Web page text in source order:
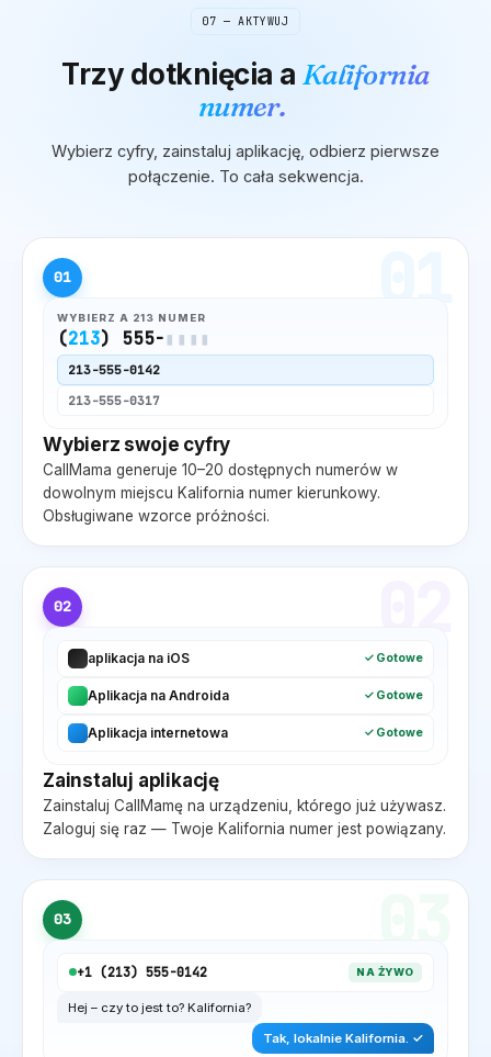
07 — AKTYWUJ
Trzy dotknięcia a Kalifornia
numer.
Wybierz cyfry, zainstaluj aplikację, odbierz pierwsze
połączenie. To cała sekwencja.
01
WYBIERZ A 213 NUMER
(213) 555-▮▮▮▮
213-555-0142
213-555-0317
Wybierz swoje cyfry
CallMama generuje 10–20 dostępnych numerów w
dowolnym miejscu Kalifornia numer kierunkowy.
Obsługiwane wzorce próżności.
02
aplikacja na iOS ✓ Gotowe
Aplikacja na Androida ✓ Gotowe
Aplikacja internetowa ✓ Gotowe
Zainstaluj aplikację
Zainstaluj CallMamę na urządzeniu, którego już używasz.
Zaloguj się raz — Twoje Kalifornia numer jest powiązany.
03
+1 (213) 555-0142 NA ŻYWO
Hej – czy to jest to? Kalifornia?
Tak, lokalnie Kalifornia . ✓